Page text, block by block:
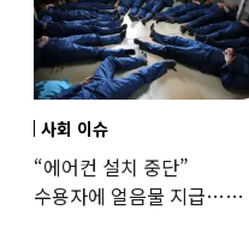
사회 이슈
“에어컨 설치 중단”
수용자에 얼음물 지급…